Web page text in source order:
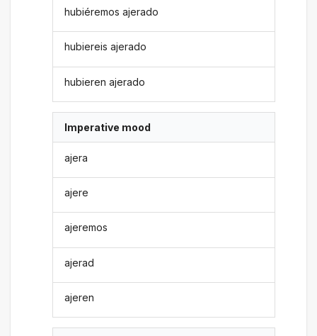
hubiéremos ajerado
hubiereis ajerado
hubieren ajerado
Imperative mood
ajera
ajere
ajeremos
ajerad
ajeren